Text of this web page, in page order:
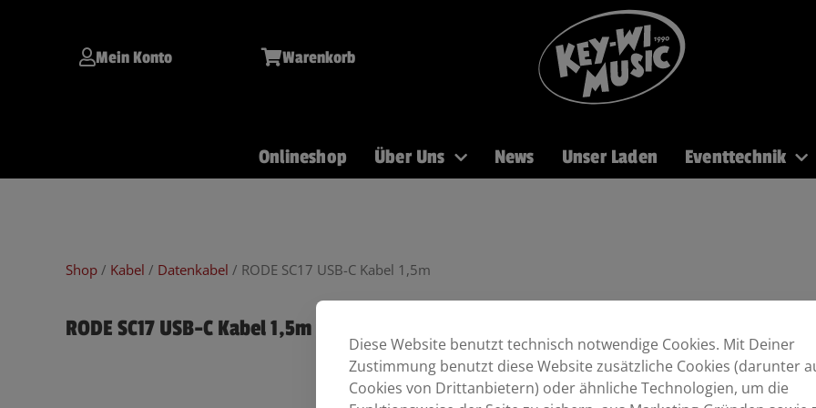
Mein Konto Warenkorb
Onlineshop Über Uns News Unser Laden Eventtechnik
Shop / Kabel / Datenkabel / RODE SC17 USB-C Kabel 1,5m
RODE SC17 USB-C Kabel 1,5m
Diese Website benutzt technisch notwendige Cookies. Mit Deiner
Zustimmung benutzt diese Website zusätzliche Cookies (darunter
Cookies von Drittanbietern) oder ähnliche Technologien, um die